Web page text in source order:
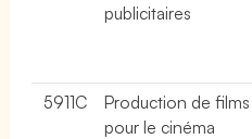
publicitaires
5911C
Production de films
pour le cinéma